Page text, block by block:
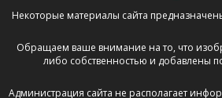
очень славные ребята,
буквами.
Не копируйте рецензии с
важно именно ваше мнение.
Некоторые материалы сайта
Обращаем ваше внимание на то, что
либо собственностью и добавлены
Администрация сайта не располагает